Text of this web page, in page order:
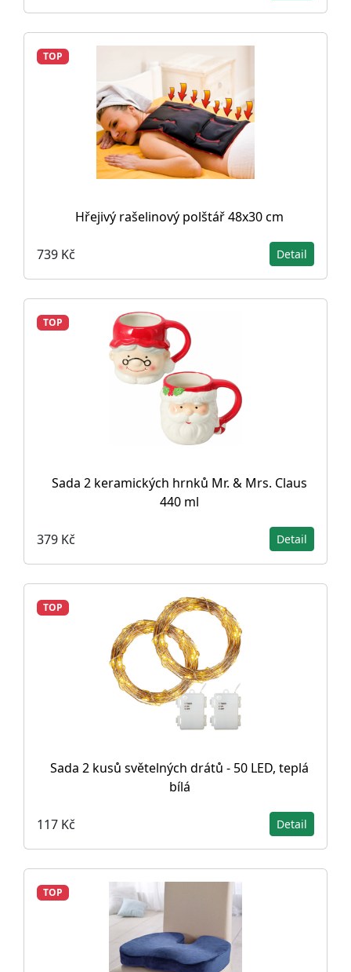
TOP
Hřejivý rašelinový polštář 48x30 cm
739 Kč Detail
TOP
Sada 2 keramických hrnků Mr. & Mrs. Claus
440 ml
379 Kč Detail
TOP
Sada 2 kusů světelných drátů - 50 LED, teplá
bílá
117 Kč Detail
TOP